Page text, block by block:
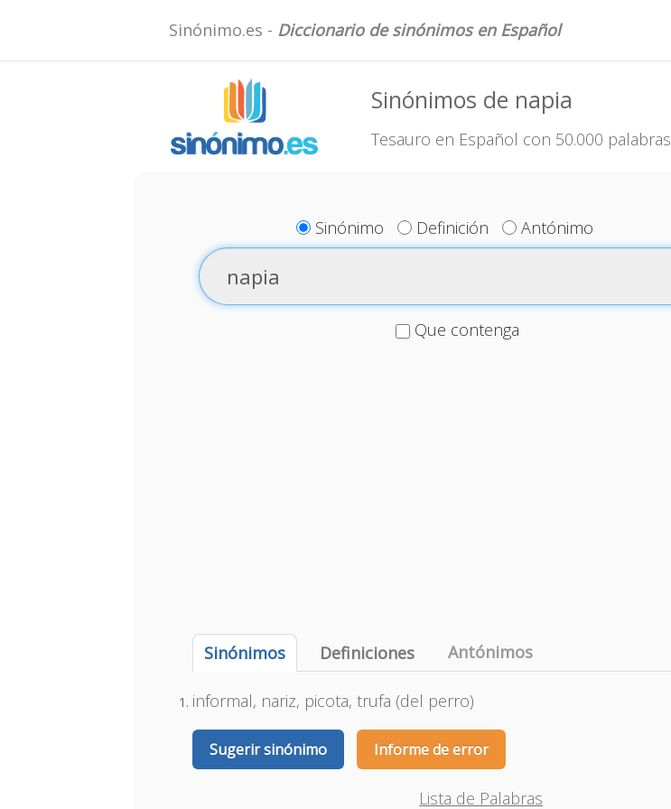
Sinónimo.es - Diccionario de sinónimos en Español
Sinónimos de napia
Tesauro en Español con 50.000 palabras
Sinónimo Definición Antónimo
Que contenga
Sinónimos Definiciones Antónimos
informal, nariz, picota, trufa (del perro)
Sugerir sinónimo Informe de error
Lista de Palabras